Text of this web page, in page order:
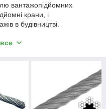
вантажопідйомних
крани, і
в будівництві.
на надійний і
підйомною конструкцією.
дозволяє йому володіти
Щоб сталевий трос довго
антикорозійними